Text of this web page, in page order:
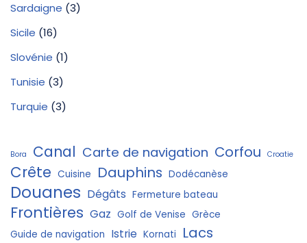
Sardaigne (3)
Sicile (16)
Slovénie (1)
Tunisie (3)
Turquie (3)
Bora Canal Carte de navigation Corfou Croatie
Crête Cuisine Dauphins Dodécanèse
Douanes Dégâts Fermeture bateau
Frontières Gaz Golf de Venise Grèce
Guide de navigation Istrie Kornati Lacs